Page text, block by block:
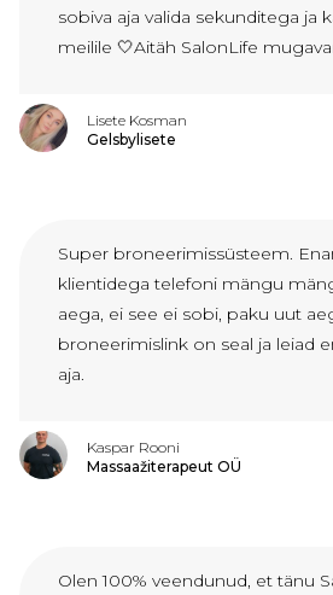
sobiva aja valida sekunditega ja
meilile 🤍Aitäh SalonLife
Lisete Kosman
Gelsbylisete
Super broneerimissüsteem.
klientidega telefoni mängu
aega, ei see ei sobi, paku uut
broneerimislink on seal ja leiad
aja.
Kaspar Rooni
Massaažiterapeut OÜ
Olen 100% veendunud, et tänu